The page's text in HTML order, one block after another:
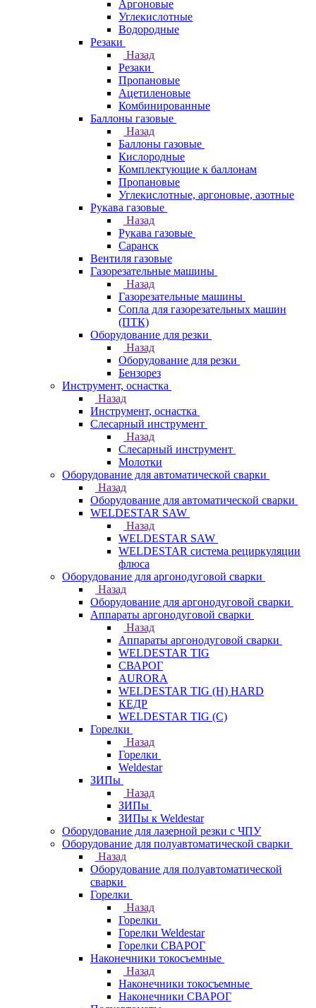
Аргоновые
Углекислотные
Водородные
Резаки
Назад
Резаки
Пропановые
Ацетиленовые
Комбинированные
Баллоны газовые
Назад
Баллоны газовые
Кислородные
Комплектующие к баллонам
Пропановые
Углекислотные, аргоновые, азотные
Рукава газовые
Назад
Рукава газовые
Саранск
Вентиля газовые
Газорезательные машины
Назад
Газорезательные машины
Сопла для газорезательных машин
(ПТК)
Оборудование для резки
Назад
Оборудование для резки
Бензорез
Инструмент, оснастка
Назад
Инструмент, оснастка
Слесарный инструмент
Назад
Слесарный инструмент
Молотки
Оборудование для автоматической сварки
Назад
Оборудование для автоматической сварки
WELDESTAR SAW
Назад
WELDESTAR SAW
WELDESTAR система рециркуляции
флюса
Оборудование для аргонодуговой сварки
Назад
Оборудование для аргонодуговой сварки
Аппараты аргонодуговой сварки
Назад
Аппараты аргонодуговой сварки
WELDESTAR TIG
СВАРОГ
AURORA
WELDESTAR TIG (H) HARD
КЕДР
WELDESTAR TIG (С)
Горелки
Назад
Горелки
Weldestar
ЗИПы
Назад
ЗИПы
ЗИПы к Weldestar
Оборудование для лазерной резки с ЧПУ
Оборудование для полуавтоматической сварки
Назад
Оборудование для полуавтоматической
сварки
Горелки
Назад
Горелки
Горелки Weldestar
Горелки СВАРОГ
Наконечники токосъемные
Назад
Наконечники токосъемные
Наконечники СВАРОГ